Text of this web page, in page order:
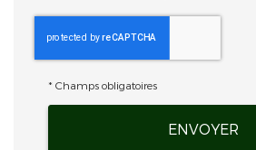
*Champs obligatoires